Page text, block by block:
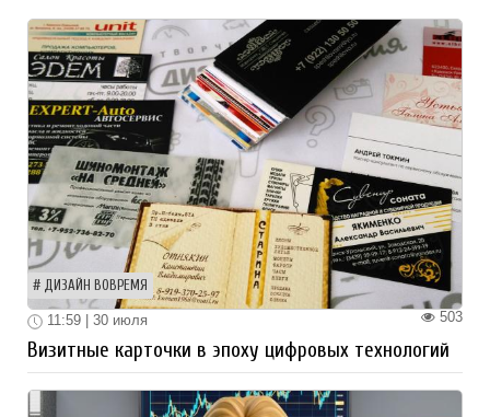
ДИЗАЙН ВОВРЕМЯ
503
11:59 | 30 июля
Визитные карточки в эпоху цифровых технологий